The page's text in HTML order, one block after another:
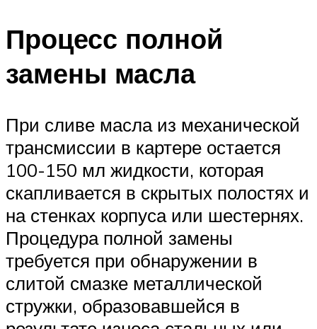
Процесс полной
замены масла
При сливе масла из механической
трансмиссии в картере остается
100-150 мл жидкости, которая
скапливается в скрытых полостях и
на стенках корпуса или шестернях.
Процедура полной замены
требуется при обнаружении в
слитой смазке металлической
стружки, образовавшейся в